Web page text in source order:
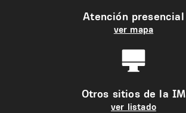
Atención presencial
ver mapa
Otros sitios de la IM
ver listado